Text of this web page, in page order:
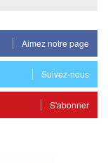
Aimez notre page
Suivez-nous
S'abonner